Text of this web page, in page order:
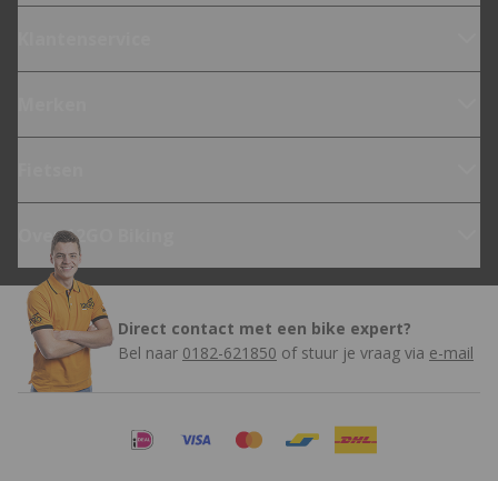
Over 12GO Biking
Direct contact met een bike expert?
Bel naar 0182-621850 of stuur je vraag via e-mail